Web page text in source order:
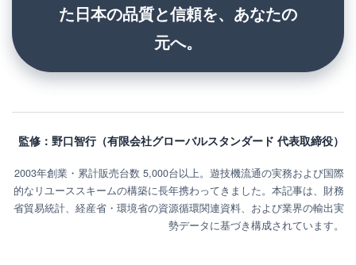
た日本の品質と信頼を、あなたの
元へ。
監修：野口智行（有限会社グローバルスタンダード 代表取締役）
2003年創業・累計販売台数 5,000台以上。遊技機流通の実務および国際
的なリユーススキームの構築に長年携わってきました。本記事は、財務
省貿易統計、経産省・環境省の資源循環関連資料、および業界の輸出実
勢データに基づき構成されています。